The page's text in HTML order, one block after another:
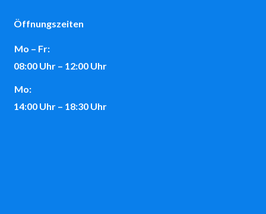
Öffnungszeiten
Mo – Fr:
08:00 Uhr – 12:00 Uhr
Mo:
14:00 Uhr – 18:30 Uhr